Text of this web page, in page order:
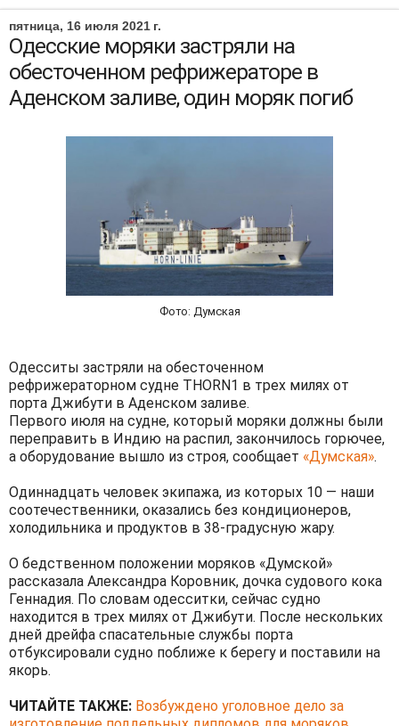
пятница, 16 июля 2021 г.
Одесские моряки застряли на
обесточенном рефрижераторе в
Аденском заливе, один моряк погиб
Фото: Думская
Одесситы застряли на обесточенном
рефрижераторном судне THORN1 в трех милях от
порта Джибути в Аденском заливе.
Первого июля на судне, который моряки должны были
переправить в Индию на распил, закончилось горючее,
а оборудование вышло из строя, сообщает «Думская».
Одиннадцать человек экипажа, из которых 10 — наши
соотечественники, оказались без кондиционеров,
холодильника и продуктов в 38-градусную жару.
О бедственном положении моряков «Думской»
рассказала Александра Коровник, дочка судового кока
Геннадия. По словам одесситки, сейчас судно
находится в трех милях от Джибути. После нескольких
дней дрейфа спасательные службы порта
отбуксировали судно поближе к берегу и поставили на
якорь.
ЧИТАЙТЕ ТАКЖЕ: Возбуждено уголовное дело за